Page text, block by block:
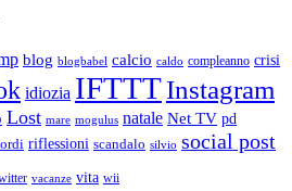
blog blogbabel calcio caldo compleanno crisi
idiozia IFTTTInstagram
Lost mare mogulus natale Net TV pd
riflessioni scandalo silvio social post
vacanze vita wii